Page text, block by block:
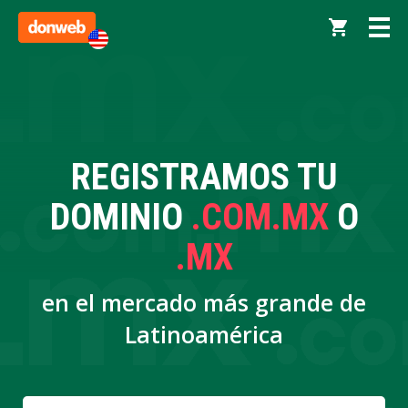
REGISTRAMOS TU
DOMINIO .COM.MXO
.MX
en el mercado más grande de
Latinoamérica